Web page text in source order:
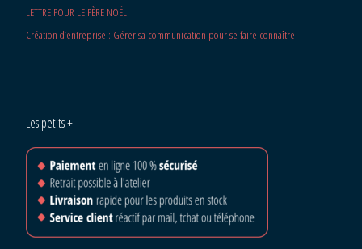
LETTRE POUR LE PÈRE NOËL
Création d’entreprise : Gérer sa communication pour se faire connaître
Les petits +